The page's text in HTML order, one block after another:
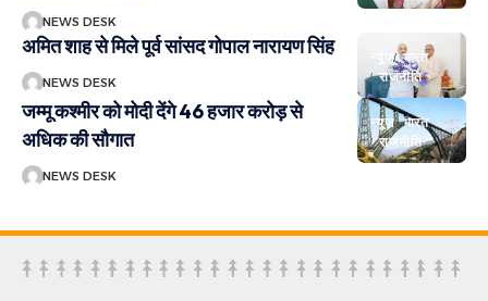
NEWS DESK
न्यूज़ भारत
राजनीति
अमित शाह से मिले पूर्व सांसद गोपाल नारायण सिंह
NEWS DESK
न्यूज़ भारत
राजनीति
जम्मू कश्मीर को मोदी देंगे 46 हजार करोड़ से
अधिक की सौगात
NEWS DESK